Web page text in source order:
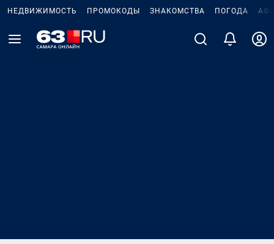
НЕДВИЖИМОСТЬ ПРОМОКОДЫ ЗНАКОМСТВА ПОГОДА